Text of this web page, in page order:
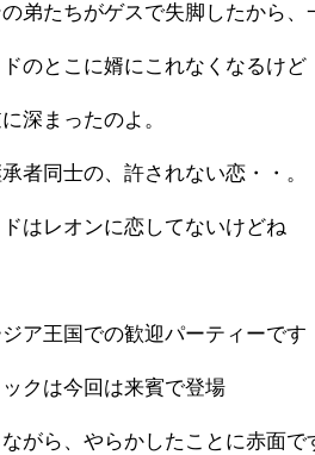
弟たちがゲスで失脚したから
のとこに婿にこれなくなるけど
深まったのよ。
者同士の、許されない恋・・。
はレオンに恋してないけどね
ア王国での歓迎パーティーです
クは今回は来賓で登場
がら、やらかしたことに赤面